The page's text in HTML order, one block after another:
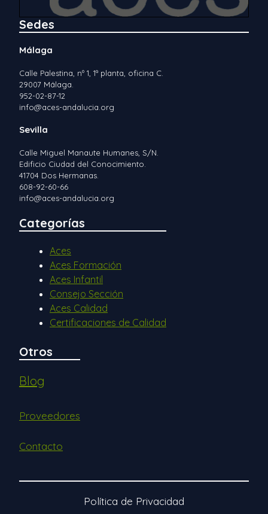
Sedes
Málaga
Calle Palestina, nº 1, 1ª planta, oficina C.
29007 Málaga.
952-02-87-12
info@aces-andalucia.org
Sevilla
Calle Miguel Manaute Humanes, S/N.
Edificio Ciudad del Conocimiento.
41704 Dos Hermanas.
608-92-60-66
info@aces-andalucia.org
Categorías
Aces
Aces Formación
Aces Infantil
Consejo Sección
Aces Calidad
Certificaciones de Calidad
Otros
Blog
Proveedores
Contacto
Política de Privacidad